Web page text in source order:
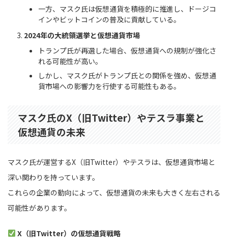
一方、マスク氏は仮想通貨を積極的に推進し、ドージコ
インやビットコインの普及に貢献している。
2024年の大統領選挙と仮想通貨市場
トランプ氏が再選した場合、仮想通貨への規制が強化さ
れる可能性が高い。
しかし、マスク氏がトランプ氏との関係を強め、仮想通
貨市場への影響力を行使する可能性もある。
マスク氏のX（旧Twitter）やテスラ事業と
仮想通貨の未来
マスク氏が運営するX（旧Twitter）やテスラは、仮想通貨市場と
深い関わりを持っています。
これらの企業の動向によって、仮想通貨の未来も大きく左右される
可能性があります。
X（旧Twitter）の仮想通貨戦略